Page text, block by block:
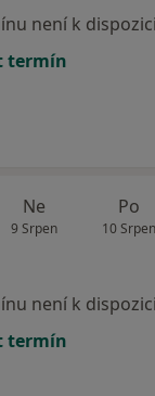
není k dispozici
termín
Ne
9 Srpen
Po
10 Srpen
není k dispozici
termín